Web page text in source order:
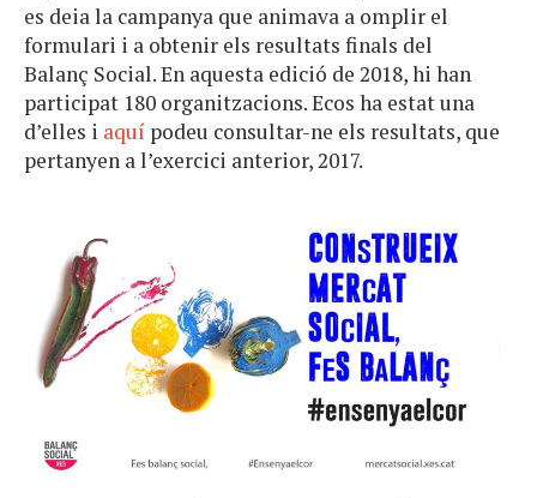
es deia la campanya que animava a omplir el
formulari i a obtenir els resultats finals del
Balanç Social. En aquesta edició de 2018, hi han
participat 180 organitzacions. Ecos ha estat una
d’elles i aquí podeu consultar-ne els resultats, que
pertanyen a l’exercici anterior, 2017.